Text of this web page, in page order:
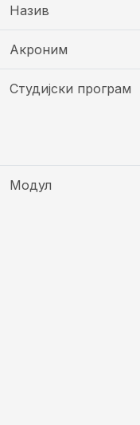
Назив
Акроним
Студијски програм
Модул